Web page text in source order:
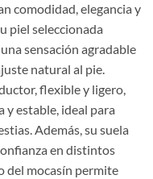
comodidad, elegancia y
piel seleccionada
sensación agradable
natural al pie.
flexible y ligero,
y estable, ideal para
Además, su suela
en distintos
del mocasín permite